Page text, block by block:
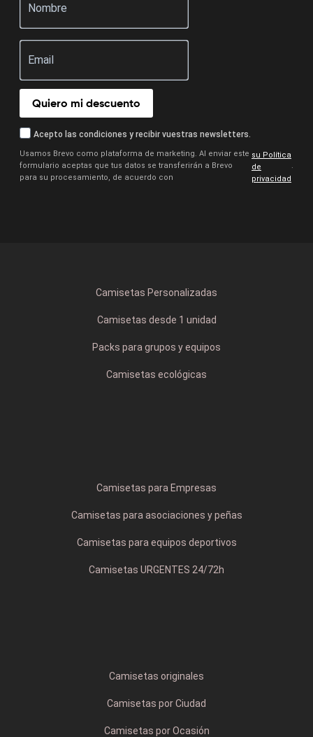
Quiero mi descuento
Acepto las condiciones y recibir vuestras newsletters.
Usamos Brevo como plataforma de marketing. Al enviar este
formulario aceptas que tus datos se transferirán a Brevo
para su procesamiento, de acuerdo con
su Política
de
privacidad
.
Camisetas Personalizadas
Camisetas desde 1 unidad
Packs para grupos y equipos
Camisetas ecológicas
Camisetas para Empresas
Camisetas para asociaciones y peñas
Camisetas para equipos deportivos
Camisetas URGENTES 24/72h
Camisetas originales
Camisetas por Ciudad
Camisetas por Ocasión